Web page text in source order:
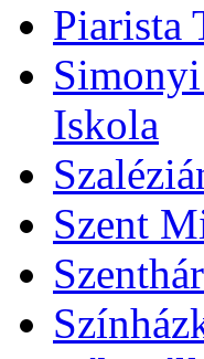
Piarista
Iskola
Szent